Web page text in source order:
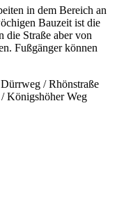
in dem Bereich an
Bauzeit ist die
die Straße aber von
Fußgänger können
/ Rhönstraße
Königshöher Weg